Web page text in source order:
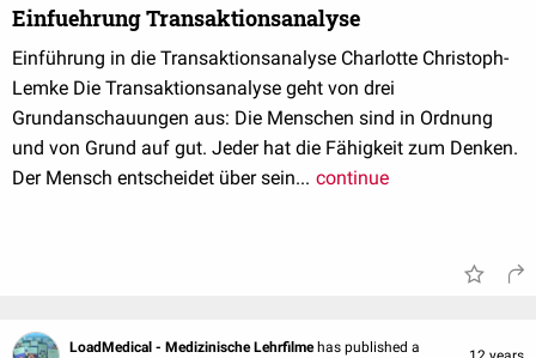
Einfuehrung Transaktionsanalyse
Einführung in die Transaktionsanalyse Charlotte Christoph-
Lemke Die Transaktionsanalyse geht von drei
Grundanschauungen aus: Die Menschen sind in Ordnung
und von Grund auf gut. Jeder hat die Fähigkeit zum Denken.
Der Mensch entscheidet über sein... continue
LoadMedical - Medizinische Lehrfilme has published a